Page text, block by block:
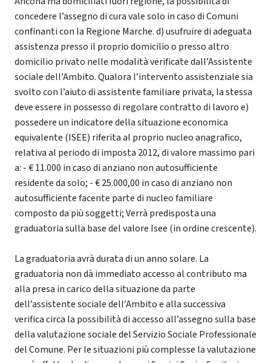
concedere l’assegno di cura vale solo in caso di Comuni
confinanti con la Regione Marche. d) usufruire di adeguata
assistenza presso il proprio domicilio o presso altro
domicilio privato nelle modalità verificate dall’Assistente
sociale dell’Ambito. Qualora l’intervento assistenziale sia
svolto con l’aiuto di assistente familiare privata, la stessa
deve essere in possesso di regolare contratto di lavoro e)
possedere un indicatore della situazione economica
equivalente (ISEE) riferita al proprio nucleo anagrafico,
relativa al periodo di imposta 2012, di valore massimo pari
a: - € 11.000 in caso di anziano non autosufficiente
residente da solo; - € 25.000,00 in caso di anziano non
autosufficiente facente parte di nucleo familiare
composto da più soggetti; Verrà predisposta una
graduatoria sulla base del valore Isee (in ordine crescente).
La graduatoria avrà durata di un anno solare. La
graduatoria non dà immediato accesso al contributo ma
alla presa in carico della situazione da parte
dell’assistente sociale dell’Ambito e alla successiva
verifica circa la possibilità di accesso all’assegno sulla base
della valutazione sociale del Servizio Sociale Professionale
del Comune. Per le situazioni più complesse la valutazione